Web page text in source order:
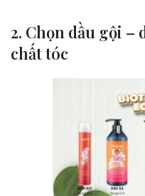
2. Chọn dầu gội –
chất tóc